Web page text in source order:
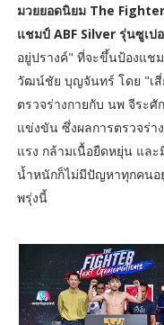
มวยยอดนิยม The
แชมป์ ABF Silver รุ่นซูเป
อยู่ปรางค์" ที่จะขึ้นป้องแช
วัฒน์ชัย บุญจันทร์ โดย "เสี่
ตรวจร่างกายกับ นพ จีระ
แข่งขัน ซึ่งผลการตรวจร่า
แรง กล้ามเนื้อยืดหยุ่น แล
น้ำหนักก็ไม่มีปัญหาทุกคนอ
พรุ่งนี้